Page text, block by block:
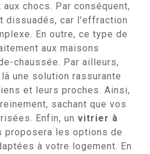
chocs. Par conséquent,
dissuadés, car l’effraction
En outre, ce type de
aux maisons
chaussée. Par ailleurs,
une solution rassurante
et leurs proches. Ainsi,
sachant que vos
Enfin, un vitrier à
proposera les options de
à votre logement. En